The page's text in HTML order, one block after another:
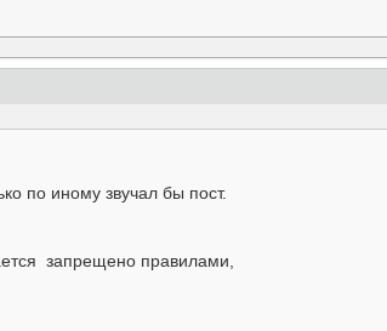
по иному звучал бы пост.
запрещено правилами,